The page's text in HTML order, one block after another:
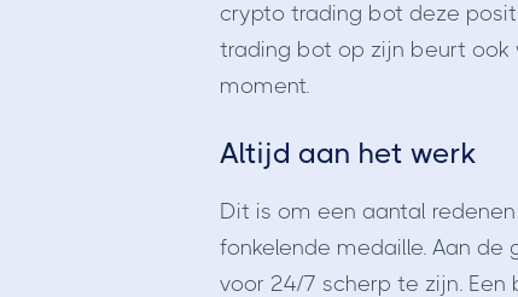
crypto trading bot deze
trading bot op zijn beurt ook
moment.
Altijd aan het werk
Dit is om een aantal
fonkelende medaille. Aan
voor 24/7 scherp te zijn.